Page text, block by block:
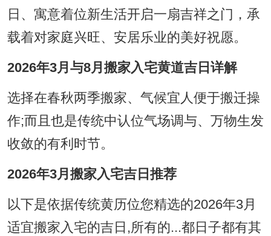
日、寓意着位新生活开启一扇吉祥之门，承
载着对家庭兴旺、安居乐业的美好祝愿。
2026年3月与8月搬家入宅黄道吉日详解
选择在春秋两季搬家、气候宜人便于搬迁操
作;而且也是传统中认位气场调与、万物生发
收敛的有利时节。
2026年3月搬家入宅吉日推荐
以下是依据传统黄历位您精选的2026年3月
适宜搬家入宅的吉日,所有的...都日子都有其